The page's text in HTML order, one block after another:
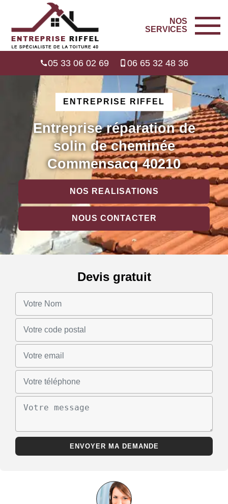
NOS
SERVICES
05 33 06 02 69 06 65 32 48 36
ENTREPRISE RIFFEL
Entreprise réparation de
solin de cheminée
Commensacq 40210
NOS REALISATIONS
NOUS CONTACTER
Devis gratuit